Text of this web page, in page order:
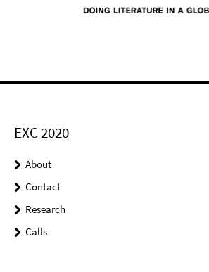
EXC 2020
About
Contact
Research
Calls